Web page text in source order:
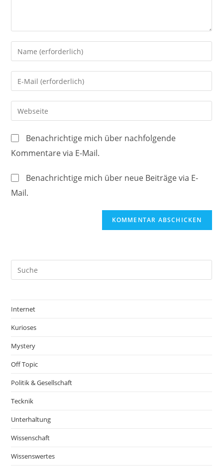
Gib
deinen
Namen
oder
Benutzernamen
zum
ein
Gib
deine
E-
Mail-
zum
Kommentieren
Gib
deine
Website-
URL
ein
Benachrichtige mich über nachfolgende
Kommentare via E-Mail.
Benachrichtige mich über neue Beiträge via E-
Mail.
Internet
Kurioses
Mystery
Off Topic
Politik & Gesellschaft
Tecknik
Unterhaltung
Wissenschaft
Wissenswertes